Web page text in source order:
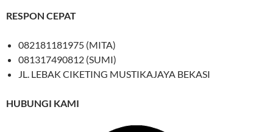
RESPON CEPAT
082181181975 (MITA)
081317490812 (SUMI)
JL. LEBAK CIKETING MUSTIKAJAYA BEKASI
HUBUNGI KAMI